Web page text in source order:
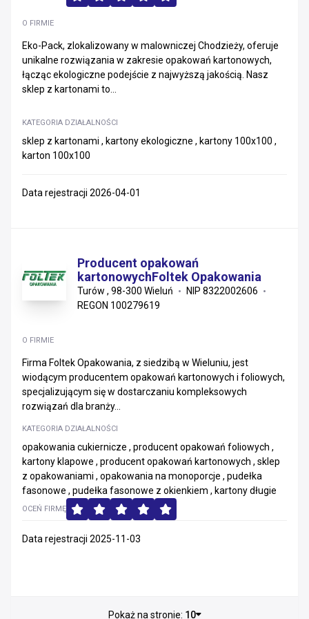
O FIRMIE
Eko-Pack, zlokalizowany w malowniczej Chodzieży, oferuje
unikalne rozwiązania w zakresie opakowań kartonowych,
łącząc ekologiczne podejście z najwyższą jakością. Nasz
sklep z kartonami to...
KATEGORIA DZIAŁALNOŚCI
sklep z kartonami , kartony ekologiczne , kartony 100x100 ,
karton 100x100
Data rejestracji 2026-04-01
Producent opakowań
kartonowychFoltek Opakowania
Turów , 98-300 Wieluń
NIP 8322002606
REGON 100279619
O FIRMIE
Firma Foltek Opakowania, z siedzibą w Wieluniu, jest
wiodącym producentem opakowań kartonowych i foliowych,
specjalizującym się w dostarczaniu kompleksowych
rozwiązań dla branży...
KATEGORIA DZIAŁALNOŚCI
opakowania cukiernicze , producent opakowań foliowych ,
kartony klapowe , producent opakowań kartonowych , sklep
z opakowaniami , opakowania na monoporcje , pudełka
fasonowe , pudełka fasonowe z okienkiem , kartony długie
OCEŃ FIRMĘ
Data rejestracji 2025-11-03
Pokaż na stronie: 10